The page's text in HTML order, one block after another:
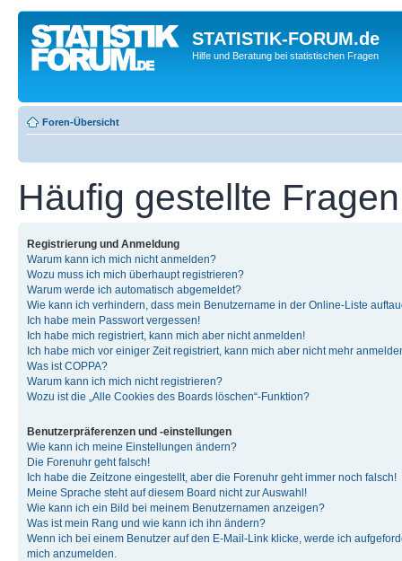
STATISTIK-FORUM.de
Hilfe und Beratung bei statistischen Fragen
Foren-Übersicht
Häufig gestellte Fragen
Registrierung und Anmeldung
Warum kann ich mich nicht anmelden?
Wozu muss ich mich überhaupt registrieren?
Warum werde ich automatisch abgemeldet?
Wie kann ich verhindern, dass mein Benutzername in der Online-Liste
Ich habe mein Passwort vergessen!
Ich habe mich registriert, kann mich aber nicht anmelden!
Ich habe mich vor einiger Zeit registriert, kann mich aber nicht mehr
Was ist COPPA?
Warum kann ich mich nicht registrieren?
Wozu ist die „Alle Cookies des Boards löschen“-Funktion?
Benutzerpräferenzen und -einstellungen
Wie kann ich meine Einstellungen ändern?
Die Forenuhr geht falsch!
Ich habe die Zeitzone eingestellt, aber die Forenuhr geht immer noch falsch!
Meine Sprache steht auf diesem Board nicht zur Auswahl!
Wie kann ich ein Bild bei meinem Benutzernamen anzeigen?
Was ist mein Rang und wie kann ich ihn ändern?
Wenn ich bei einem Benutzer auf den E-Mail-Link klicke, werde ich
mich anzumelden.